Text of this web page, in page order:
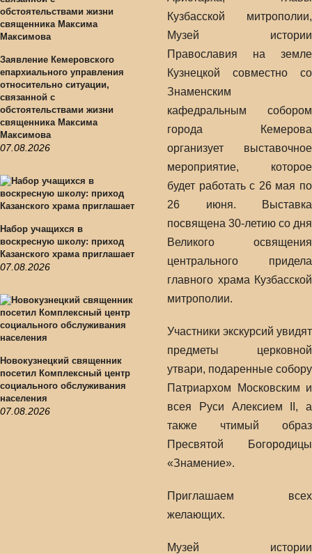
Заявление Кемеровского
епархиального управления
относительно ситуации,
связанной с
обстоятельствами жизни
священника Максима
Максимова
07.08.2026
Набор учащихся в
воскресную школу: приход
Казанского храма приглашает
07.08.2026
Новокузнецкий священник
посетил Комплексный центр
социального обслуживания
населения
07.08.2026
Кузбасской митрополии,
Музей истории
Православия на земле
Кузнецкой совместно со
Знаменским
кафедральным собором
города Кемерова
организует выставочное
мероприятие, которое
будет работать с 26 мая по
26 июня. Выставка
посвящена 30-летию со дня
Великого освящения
центрального придела
главного храма Кузбасской
митрополии.
Участники экскурсий увидят
предметы церковной
утвари, подаренные собору
Патриархом Московским и
всея Руси Алексием II, а
также чтимый образ
Пресвятой Богородицы
«Знамение».
Приглашаем всех
желающих.
Музей истории